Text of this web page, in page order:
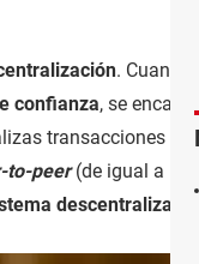
. Cuando
confianza, se
transacciones
to-peer(de igual a
descentralizado